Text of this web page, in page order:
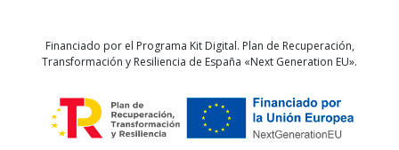
Financiado por el Programa Kit Digital. Plan de Recuperación,
Transformación y Resiliencia de España «Next Generation EU».